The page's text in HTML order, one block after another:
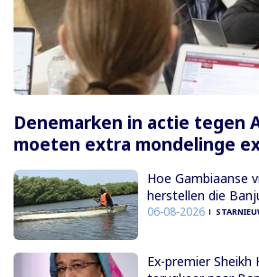
Denemarken in actie tegen
moeten extra mondelinge
Hoe Gambiaanse
herstellen die
06-08-2026
Ex-premier Sheikh